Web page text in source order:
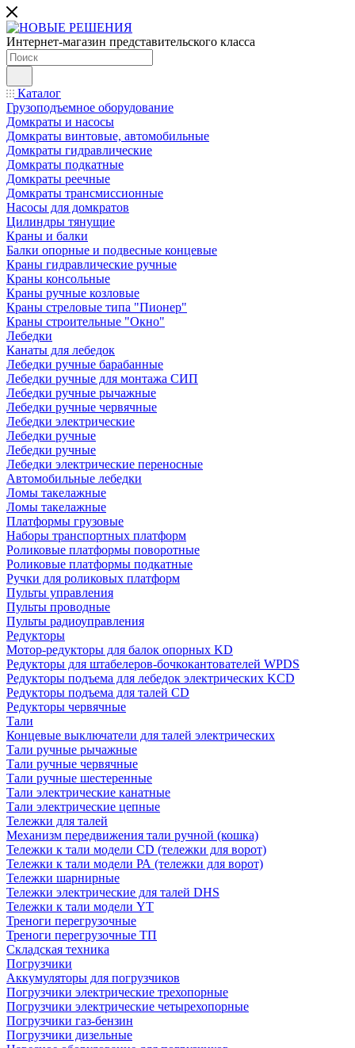
Интернет-магазин представительского класса
Каталог
Грузоподъемное оборудование
Домкраты и насосы
Домкраты винтовые, автомобильные
Домкраты гидравлические
Домкраты подкатные
Домкраты реечные
Домкраты трансмиссионные
Насосы для домкратов
Цилиндры тянущие
Краны и балки
Балки опорные и подвесные концевые
Краны гидравлические ручные
Краны консольные
Краны ручные козловые
Краны стреловые типа "Пионер"
Краны строительные "Окно"
Лебедки
Канаты для лебедок
Лебедки ручные барабанные
Лебедки ручные для монтажа СИП
Лебедки ручные рычажные
Лебедки ручные червячные
Лебедки электрические
Лебедки ручные
Лебедки ручные
Лебедки электрические переносные
Автомобильные лебедки
Ломы такелажные
Ломы такелажные
Платформы грузовые
Наборы транспортных платформ
Роликовые платформы поворотные
Роликовые платформы подкатные
Ручки для роликовых платформ
Пульты управления
Пульты проводные
Пульты радиоуправления
Редукторы
Мотор-редукторы для балок опорных KD
Редукторы для штабелеров-бочкокантователей WPDS
Редукторы подъема для лебедок электрических KCD
Редукторы подъема для талей CD
Редукторы червячные
Тали
Концевые выключатели для талей электрических
Тали ручные рычажные
Тали ручные червячные
Тали ручные шестеренные
Тали электрические канатные
Тали электрические цепные
Тележки для талей
Механизм передвижения тали ручной (кошка)
Тележки к тали модели CD (тележки для ворот)
Тележки к тали модели РА (тележки для ворот)
Тележки шарнирные
Тележки электрические для талей DHS
Тележки к тали модели YT
Треноги перегрузочные
Треноги перегрузочные ТП
Складская техника
Погрузчики
Аккумуляторы для погрузчиков
Погрузчики электрические трехопорные
Погрузчики электрические четырехопорные
Погрузчики газ-бензин
Погрузчики дизельные